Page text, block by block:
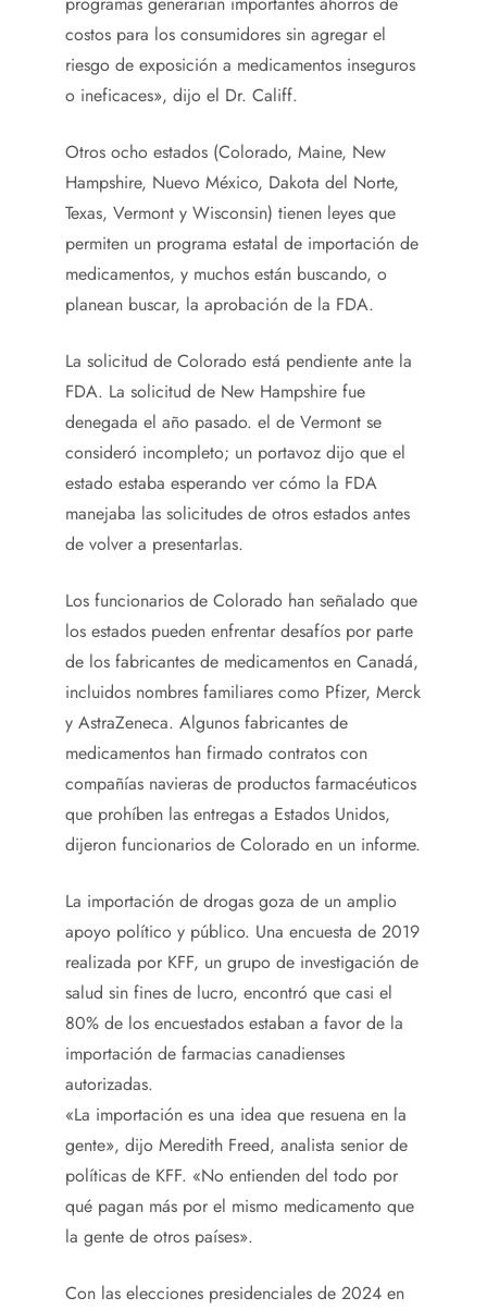
costos para los consumidores sin agregar el
riesgo de exposición a medicamentos inseguros
o ineficaces», dijo el Dr. Califf.
Otros ocho estados (Colorado, Maine, New
Hampshire, Nuevo México, Dakota del Norte,
Texas, Vermont y Wisconsin) tienen leyes que
permiten un programa estatal de importación de
medicamentos, y muchos están buscando, o
planean buscar, la aprobación de la FDA.
La solicitud de Colorado está pendiente ante la
FDA. La solicitud de New Hampshire fue
denegada el año pasado. el de Vermont se
consideró incompleto; un portavoz dijo que el
estado estaba esperando ver cómo la FDA
manejaba las solicitudes de otros estados antes
de volver a presentarlas.
Los funcionarios de Colorado han señalado que
los estados pueden enfrentar desafíos por parte
de los fabricantes de medicamentos en Canadá,
incluidos nombres familiares como Pfizer, Merck
y AstraZeneca. Algunos fabricantes de
medicamentos han firmado contratos con
compañías navieras de productos farmacéuticos
que prohíben las entregas a Estados Unidos,
dijeron funcionarios de Colorado en un informe.
La importación de drogas goza de un amplio
apoyo político y público. Una encuesta de 2019
realizada por KFF, un grupo de investigación de
salud sin fines de lucro, encontró que casi el
80% de los encuestados estaban a favor de la
importación de farmacias canadienses
autorizadas.
«La importación es una idea que resuena en la
gente», dijo Meredith Freed, analista senior de
políticas de KFF. «No entienden del todo por
qué pagan más por el mismo medicamento que
la gente de otros países».
Con las elecciones presidenciales de 2024 en